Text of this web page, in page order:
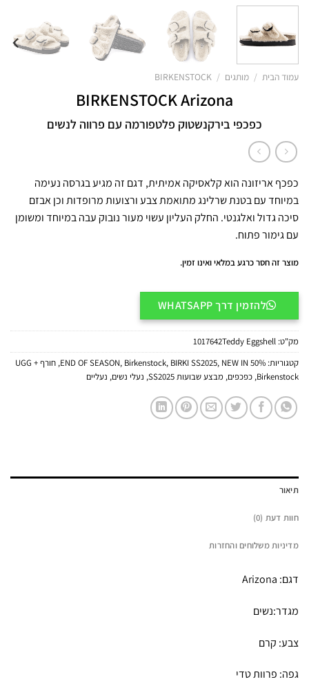
עמוד הבית / מותגים /
BIRKENSTOCK
BIRKENSTOCK Arizona
כפכפי בירקנשטוק פלטפורמה עם פרווה לנשים
כפכף אריזונה הוא קלאסיקה אמיתית, דגם זה מגיע בגרסה נעימה
במיוחד עם בטנת שרלינג מתואמת צבע ורצועות מרופדות וכן אבזם
סיכה גדול ואלגנטי. החלק העליון עשוי מעור נובוק עבה במיוחד ומשומן
עם גימור פתוח.
מוצר זה חסר כרגע במלאי ואינו זמין.
להזמין דרך WHATSAPP
מק"ט: 1017642Teddy Eggshell
קטגוריות: 50% END OF SEASON
, Birkenstock, BIRKI SS2025, NEW IN
,
חורף UGG +
Birkenstock
, כפכפים, מבצע שבועות SS2025 , נעלי נשים, נעליים
תיאור
חוות דעת (0)
מדיניות משלוחים והחזרות
דגם: Arizona
מגדר:נשים
צבע: קרם
גפה: פרוות טדי